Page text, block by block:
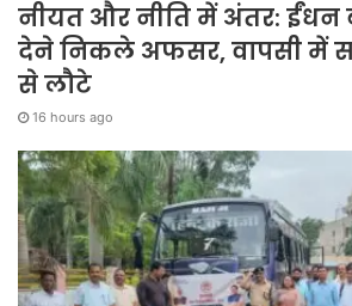
नीयत और नीति में अंतर:
देने निकले अफसर, वापसी में
से लौटे
16 hours ago